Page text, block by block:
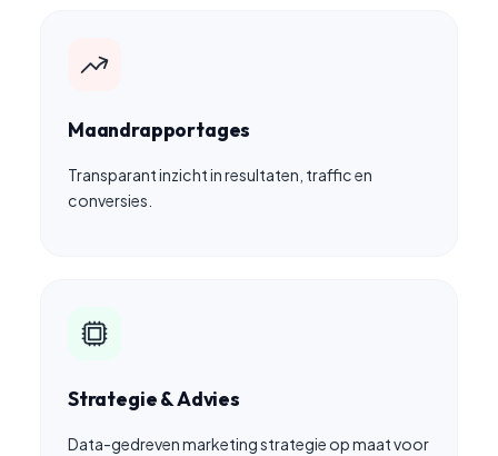
Maandrapportages
Transparant inzicht in resultaten, traffic en
conversies.
Strategie & Advies
Data-gedreven marketing strategie op maat voor